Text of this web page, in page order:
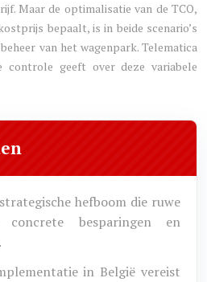
Maar de optimalisatie van de TCO,
bepaalt, is in beide scenario’s
van het wagenpark. Telematica
geeft over deze variabele
hefboom die ruwe
besparingen en
in België vereist